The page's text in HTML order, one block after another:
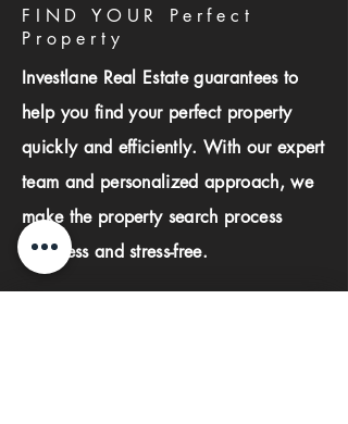
FIND YOUR Perfect
Property
Investlane Real Estate guarantees to
help you find your perfect property
quickly and efficiently. With our expert
team and personalized approach, we
make the property search process
seamless and stress-free.